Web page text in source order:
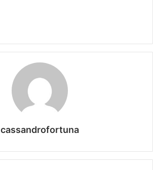
cassandrofortuna